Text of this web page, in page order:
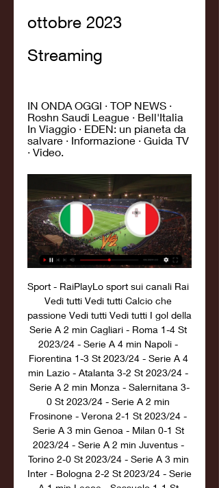
ottobre 2023
Streaming
IN ONDA OGGI · TOP NEWS ·
Roshn Saudi League · Bell'Italia
In Viaggio · EDEN: un pianeta da
salvare · Informazione · Guida TV
· Video.
Sport - RaiPlayLo sport sui canali Rai Vedi tutti Vedi tutti Calcio che passione Vedi tutti Vedi tutti I gol della Serie A 2 min Cagliari - Roma 1-4 St 2023/24 - Serie A 4 min Napoli - Fiorentina 1-3 St 2023/24 - Serie A 4 min Lazio - Atalanta 3-2 St 2023/24 - Serie A 2 min Monza - Salernitana 3-0 St 2023/24 - Serie A 2 min Frosinone - Verona 2-1 St 2023/24 - Serie A 3 min Genoa - Milan 0-1 St 2023/24 - Serie A 2 min Juventus - Torino 2-0 St 2023/24 - Serie A 3 min Inter - Bologna 2-2 St 2023/24 - Serie A 1 min Lecce - Sassuolo 1-1 St 2023/24 - Serie A 1 min Empoli - Udinese 0-0 St 2023/24 - Serie A 2 min Sassuolo - Monza 0-1 St 2023/24 - Serie A 2 min Torino - Verona 0-0 St 2023/24 - Serie A 2 min Fiorentina - Cagliari 3-0 St 2023/24 - Serie A 4 min Roma - Frosinone 2-0 St 2023/24 - Serie A 1 min Atalanta - Juventus 0-0 St 2023/24 - Serie A 1 min Udinese - Genoa 2-2 St 2023/24 - Serie A 1 min Bologna - Empoli 3-0 St 2023/24 - Serie A 1 min Milan - Lazio 2-0 St 2023/24 - Serie A 2 min Lecce - Napoli 0-4 St 2023/24 - Serie A 2 min Salernitana - Inter 0-4 St 2023/24 - Serie A Tutti in sella Vedi tutti Vedi tutti Il Lombardia 2023 17 min Il Lombardia 2023: la sintesi St 2023 - Il Lombardia 190 min Il Lombardia 2023 St 2023 - Il Lombardia 5 min Il Lombardia 2023 - Ultimo Km St 2023 - Il Lombardia 1 min Pogacar entra da solo a Bergamo in un bagno di folla St 2023 - Il Lombardia 2 min Problema fisico per Pogacar in fuga St 2023 - Il Lombardia 2 min Roglic rientra sulla testa, ma Pogacar se ne va in discesa St 2023 - Il Lombardia 1 min Parte Pogacar nel gruppo di testa, inseguono Roglic e Carapaz St 2023 - Il Lombardia 2 min Scatto di Adam Yates all'inseguimento di Healy St 2023 - Il Lombardia 1 min La coppia Healy-Onley si porta in testa St 2023 - Il Lombardia 1 min Attacco di Ben Healy dal gruppo St 2023 - Il Lombardia Scelti per te Mondiali di Rugby 3 min Irlanda - Scozia: la sintesi St 2023 - Mondiali di Rugby 3 min Francia - Italia: la sintesi St 2023 - Mondiali di Rugby 115 min Girone B: Irlanda - Scozia St 2023 - Mondiali di Rugby 123 min Girone A: Francia - Italia St 2023 - Mondiali di Rugby 3 min Nuova Zelanda - Italia: la sintesi St 2023 - Mondiali di Rugby 123 min Girone A: Nuova Zelanda - Italia St 2023 - Mondiali di Rugby 3 min Giappone - Samoa: la sintesi St 2023 - Mondiali di Rugby 125 min Girone D: Giappone - Samoa St 2023 - Mondiali di Rugby 2 min Galles - Australia: la sintesi St 2023 - Mondiali di Rugby 3 min Sudafrica - Irlanda: la sintesi St 2023 - Mondiali di Rugby 115 min Girone C: Galles - Australia St 2023 - Mondiali di Rugby 119 min Girone B: Sudafrica - Irlanda St 2023 - Mondiali di Rugby 3 min Italia - Uruguay: la sintesi St 2023 - Mondiali di Rugby 127 min Girone A: Italia - Uruguay St 2023 - Mondiali di Rugby 2 min Sudafrica - Scozia: la sintesi St 2023 - Mondiali di Rugby 3 min Inghilterra - Argentina: la sintesi St 2023 - Mondiali di Rugby 122 min Girone B: Sudafrica - Scozia St 2023 - Mondiali di Rugby 3 min Italia - Namibia: la sintesi St 2023 - Mondiali di Rugby 2 min Francia - Nuova Zelanda: la sintesi St 2023 - Mondiali di Rugby 5 min La Marsigliese e l'Haka All Blacks aprono i Mondiali di Rugby St 2023 - Mondiali di Rugby Ritratti di Campioni Azzurri in campo 6 min Italia - Ucraina 2-1: la sintesi St 2023 - Nazionale di calcio 1 min Spalletti e la sua prima vittoria in azzurro St 2023 - Notte Azzurra 128 min Qualificazioni Europei: Italia - Ucraina St 2023 - Nazionale di calcio 1 min Gol di Frattesi, Italia - Ucraina 1-0 St 2023 - Nazionale di calcio 1 min Gol di Frattesi, Italia - Ucraina 2-0 St 2023 - Nazionale di calcio 1 min Gol di Yarmolenko, Italia - Ucraina 2-1 St 2023 - Nazionale di calcio 2 min Falsa partenza. 

Partite in diretta oggi - Calendario e Cronache live - TuttosportDiretta calcio è la sezione dedicata agli eventi live. Accedi a questa area e segui le dirette delle partite di Serie A, Serie B, Serie C e dei maggiori campionati esteri. Segui live l'andamento delle partite di Premier League, Liga Spagnola, Bundesliga, Champions League, Europa League e altre competizioni internazionali, con formazioni e statistiche live. Le partite di oggi in diretta L’area dirette di Tuttosport. com è una sezione completa dove trovi tutto quello che c’è da sapere sui match. 

Le parole di Spalletti dopo il pareggio con la Macedonia St 2023 - Notte Azzurra 5 min Macedonia del Nord - Italia 1-1: la sintesi St 2023 - Nazionale di calcio 1 min Gol di Bardhi, Macedonia del Nord - Italia 1-1 St 2023 - Nazionale di calcio 2 min Gol di Immobile, Macedonia del Nord - Italia 0-1 St 2023 - Nazionale di calcio 27 min Notte Azzurra del 09/09/2023 St 2023 - Notte Azzurra 1 min Frattesi dopo la sconfitta contro la Spagna St 2023 - Notte Azzurra 5 min Donnarumma dopo la sconfitta con la Spagna St 2023 - Notte Azzurra 6 min Bonucci analizza la sconfitta con la Spagna St 2023 - Notte Azzurra 1 min "Hanno meritato di vincere". 

Calcio Malta in tempo reale, direttaRisultati Malta calcio in tempo reale su Diretta. it il nuovo portale di risultati e partite di calcio in diretta per Malta. Risultati in diretta personalizzabili: Malta + campionato serie a. Potrai inoltre vedere in tempo reale senza aggiornare la pagina risultati per di fine primo tempo, cartellini rossi e grazie all'allarme nella sezione personalizza potrai essere aggiornato attraverso un'allarme sonoro del cambiamento dei risultati dei match Malta in diretta! I risultati delle partite di calcio vengono aggiornati automaticamente in tempo reale. 

Streaming AS 14 - Antenna SudSedi CANALE 85 SRL P. IVA 11622971007 Sede legale: Via per Grottaglie, Km 2 – 72021 Francavilla Fontana (BR) Tel. 0831 819986 Sede Bari: Viale Europa, 22 Contatti: info@antennasud. com DOMENICO DISTANTE EDITORE © Copyright © Canale 85 S. r. l. Tutti i video, immagini, testi e foto sono di proprietà di Canale 85 S. l. sono quindi vietati l’uso e la riproduzione di questi, anche in maniera parziale, in assenza di autorizzazione scritta di Canale 85 s. l. Testata Antenna Sud 14: Registrazione Tribunale Bari reg. 

La Gazzetta dello Sport | Notizie sportive e risultati live di oggi Leggi su gazzetta.it le ultime news sportive live, scopri i risultati in diretta e video di calcio, basket, F1, MotoGP, ciclismo, tennis e molto altro.

Italia v Malta Pronostici, Risultati in Diretta e Live Streaming + QuoteGuarda Trinidad e Tobago vs. Guatemala Ti chiedi dove guardare la partita? Non cercare più! 1 Registrati qui 2 Accedi e guarda! Registrati e guarda * Per guardare, devi avere un account con soldi o una scommessa piazzata nelle ultime 24 ore! * Per guardare, devi avere un account con soldi o una scommessa piazzata nelle ultime 24 ore! Tempo 21° Statistiche della Partita Il risultato più frequente tra Italia e Malta è 2-0. 4 partite sono terminate con questo risultato. 

Durante gli ultimi 7 incontri, Italia ha vinto 7 gare, pareggiando 0, mentre Malta ha vinto 0 volte. La differenza reti è 15-0 in favore di Italia. Malta è in striscia negativa da 5 partite in Qualificazioni Europei. Malta non ha mai vinto nelle ultime 7 partite contro Italia. ITA Probabili Formazioni Conferma 1h prima del calcio d'inizio MAT Italia Spalletti, Luciano Malta Marcolini, Michele 4-3-3 G. Donnarumma 1 G. 

La Gazzetta dello Sport | Notizie sportive e risultati live di oggii due fronti la rivelazione il personaggio bufera scommesse la GIORNATA nick e guai Psicologia Lo scenario le reazioni il racconto il giro al festival il percorso AL FESTIVAL il direttore i pareri NAZIONALE a coverciano U21 shock IL PERSONAGGIO l'intervista IL festival DELLO SPORT L'ex c. t. al festival festival dello sport BASKET L'AZZURRO l'incontro l'evento l'appuntamento il video del giorno sabato 14 ott 23SCOMMESSE CHE INCUBOL’inchiesta va avanti, la Nazionale va in campo. 

Italia v Malta Pronostici, Risultati in Diretta e Live Italia vs Malta | 14.10.2023 | Calcio ➤ Qualificazioni Europei, Europa | ⚡ Pronostici Scommesse e Migliori quote ⭐ Risultati in diretta ✔️ Statistiche ...

TV8: diretta TV live e streaming La diretta in streaming di TV8. THIS VIDEO IS NOT AVAILABLE IN YOUR COUNTRY MasterChef Italia · Pechino Express. Link utili: GESTIONE COOKIE. COOKIE POLICY.

00 61. 00 94. 88% Bet365 17. 00 41. 87% Stake. com 60. 86% 22Bet 1. 02 19. 00 59. 00 95. 24% 1Bet 14. 50 44. 11% LeoVegas Sport 1. 04 17. 50 46. 00 96. 11% bet-at-home 56. 75% TonyBet 16. 98 72. 30 95. 82% Vave Unibet Sportaza Quote Più Alte 34. 00 100. 00 Quote Più Basse 1. 01 8. 00 Quote Medie 14. 48 49. 65 Offerte Scommesse 75 Offerte 5 Ottieni il bonus fino a 200€ Percentuale Turnover Dep. min. Quota min. 100% 5x Bonus e deposito 20€ Senza codice Piú info TALLETUSBONUS 200€ Pronostici Scommessa Multiple 1. 49 Italia - Malta Esito Finale Goal Totali: Più 0. 5 3 ore fa 3 1. 44 4 ore fa 7 32. 69 Hai un altro pronostico in mente? Condividi la tua previsione con la nostra community. Anteprima della partita Ultimo aggiornamento: 07 ott 23 Scommesse e Comparazione quote Italia v Malta - Statistiche, Risultati in Diretta e Pronostici Il 14/10/2023 alle 18:45, Italia gioca contro Malta nella Qualificazioni Europei. 

Di Lorenzo 2 G. Scalvini 15 A. Bastoni 23 F. Dimarco 3 D. Frattesi 8 M. Locatelli 5 N. Barella 18 N. Zaniolo 21 G. Raspadori 10 M. Zaccagni 20 5-3-2 H. Bonello 1 J. Mbong 7 S. Borg 4 E. Pepe 13 Z. Muscat 22 R. Camenzuli 3 M. Guillaumier 6 B. Kristensen 19 T. Teuma 10 K. Nwoko 14 J. Jones 23 Info Partita Head to head Ultimi 6 anni 1 Vittoria 0 Pareggi 0 Vittorie 1 giocate Qualificazioni Europei classifiche Migliori marcatori Qualificazioni Europei 2024 Giocatore Partite Assist Gol Mateo Retegui 3 0 2 Davide Frattesi 1 0 2 Ciro Immobile 1 0 1 Matteo Pessina 1 0 1 Giocatore Partite Assist Gol Yannick Yankam 5 0 1 Quote Siti Scommesse Muovi Fezbet 1. 03 15. 

Tutte le statistiche H2H di Italia v Malta, forma e risultati precedenti sono disponibili su Oddspedia. Sulla nostra piattaforma puoi controllare le migliori quote pre-partita, i mercati scommes